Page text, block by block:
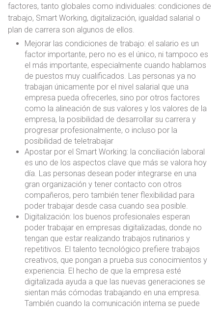
factores, tanto globales como individuales: condiciones de
trabajo, Smart Working, digitalización, igualdad salarial o
plan de carrera son algunos de ellos.
Mejorar las condiciones de trabajo: el salario es un
factor importante, pero no es el único, ni tampoco es
el más importante, especialmente cuando hablamos
de puestos muy cualificados. Las personas ya no
trabajan únicamente por el nivel salarial que una
empresa pueda ofrecerles, sino por otros factores
como la alineación de sus valores y los valores de la
empresa, la posibilidad de desarrollar su carrera y
progresar profesionalmente, o incluso por la
posibilidad de teletrabajar
Apostar por el Smart Working: la conciliación laboral
es uno de los aspectos clave que más se valora hoy
día. Las personas desean poder integrarse en una
gran organización y tener contacto con otros
compañeros, pero también tener flexibilidad para
poder trabajar desde casa cuando sea posible.
Digitalización: los buenos profesionales esperan
poder trabajar en empresas digitalizadas, donde no
tengan que estar realizando trabajos rutinarios y
repetitivos. El talento tecnológico prefiere trabajos
creativos, que pongan a prueba sus conocimientos y
experiencia. El hecho de que la empresa esté
digitalizada ayuda a que las nuevas generaciones se
sientan más cómodas trabajando en una empresa.
También cuando la comunicación interna se puede